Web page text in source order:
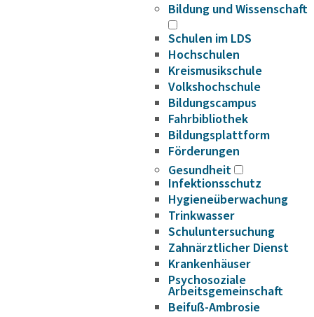
Bildung und Wissenschaft
Schulen im LDS
Hochschulen
Kreismusikschule
Volkshochschule
Bildungscampus
Fahrbibliothek
Bildungsplattform
Förderungen
Gesundheit
Infektionsschutz
Hygieneüberwachung
Trinkwasser
Schuluntersuchung
Zahnärztlicher Dienst
Krankenhäuser
Psychosoziale
Arbeitsgemeinschaft
Beifuß-Ambrosie